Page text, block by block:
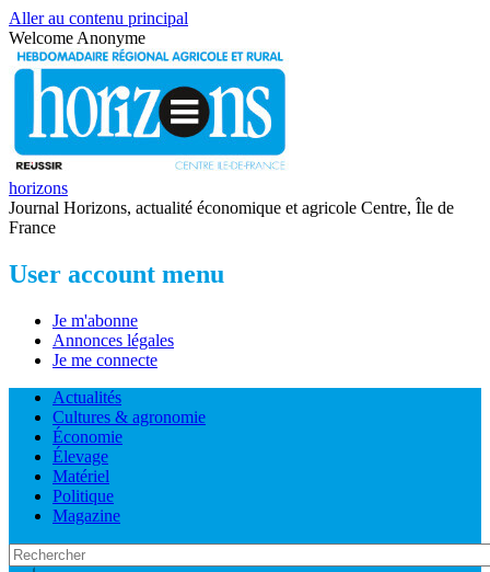
Aller au contenu principal
Welcome Anonyme
horizons
Journal Horizons, actualité économique et agricole Centre, Île de
France
User account menu
Je m'abonne
Annonces légales
Je me connecte
Actualités
Cultures & agronomie
Économie
Élevage
Matériel
Politique
Magazine